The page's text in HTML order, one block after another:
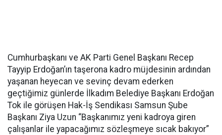
Cumhurbaşkanı ve AK Parti Genel Başkanı Recep
Tayyip Erdoğan’ın taşerona kadro müjdesinin ardından
yaşanan heyecan ve sevinç devam ederken
geçtiğimiz günlerde İlkadım Belediye Başkanı Erdoğan
Tok ile görüşen Hak-İş Sendikası Samsun Şube
Başkanı Ziya Uzun “Başkanımız yeni kadroya giren
çalışanlar ile yapacağımız sözleşmeye sıcak bakıyor”